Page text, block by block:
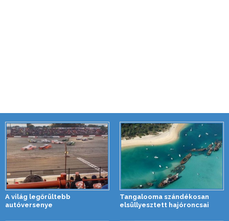
A világ legőrültebb
autóversenye
Tangalooma szándékosan
elsüllyesztett hajóroncsai